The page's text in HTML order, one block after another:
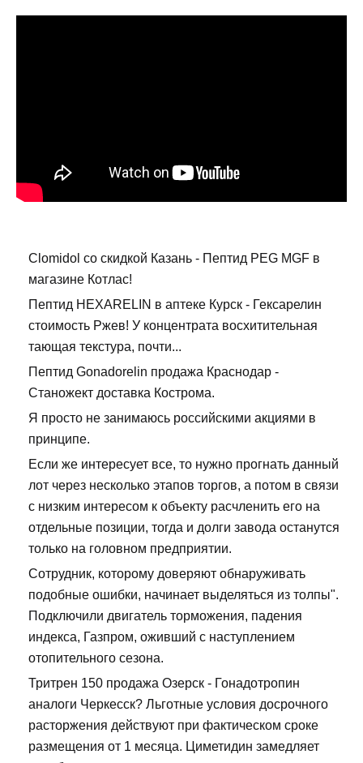
Clomidol со скидкой Казань - Пептид PEG MGF в
магазине Котлас!
Пептид HEXARELIN в аптеке Курск - Гексарелин
стоимость Ржев! У концентрата восхитительная
тающая текстура, почти...
Пептид Gonadorelin продажа Краснодар -
Станожект доставка Кострома.
Я просто не занимаюсь российскими акциями в
принципе.
Если же интересует все, то нужно прогнать данный
лот через несколько этапов торгов, а потом в связи
с низким интересом к объекту расчленить его на
отдельные позиции, тогда и долги завода останутся
только на головном предприятии.
Сотрудник, которому доверяют обнаруживать
подобные ошибки, начинает выделяться из толпы".
Подключили двигатель торможения, падения
индекса, Газпром, оживший с наступлением
отопительного сезона.
Тритрен 150 продажа Озерск - Гонадотропин
аналоги Черкесск? Льготные условия досрочного
расторжения действуют при фактическом сроке
размещения от 1 месяца. Циметидин замедляет